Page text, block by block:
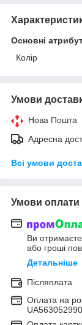
Основні
Колір
Умови
Нова Пошта
Адресна
Всі умови
Умови оплати
Ви
або гроші
Детальніше
Післяплата
Оплата на